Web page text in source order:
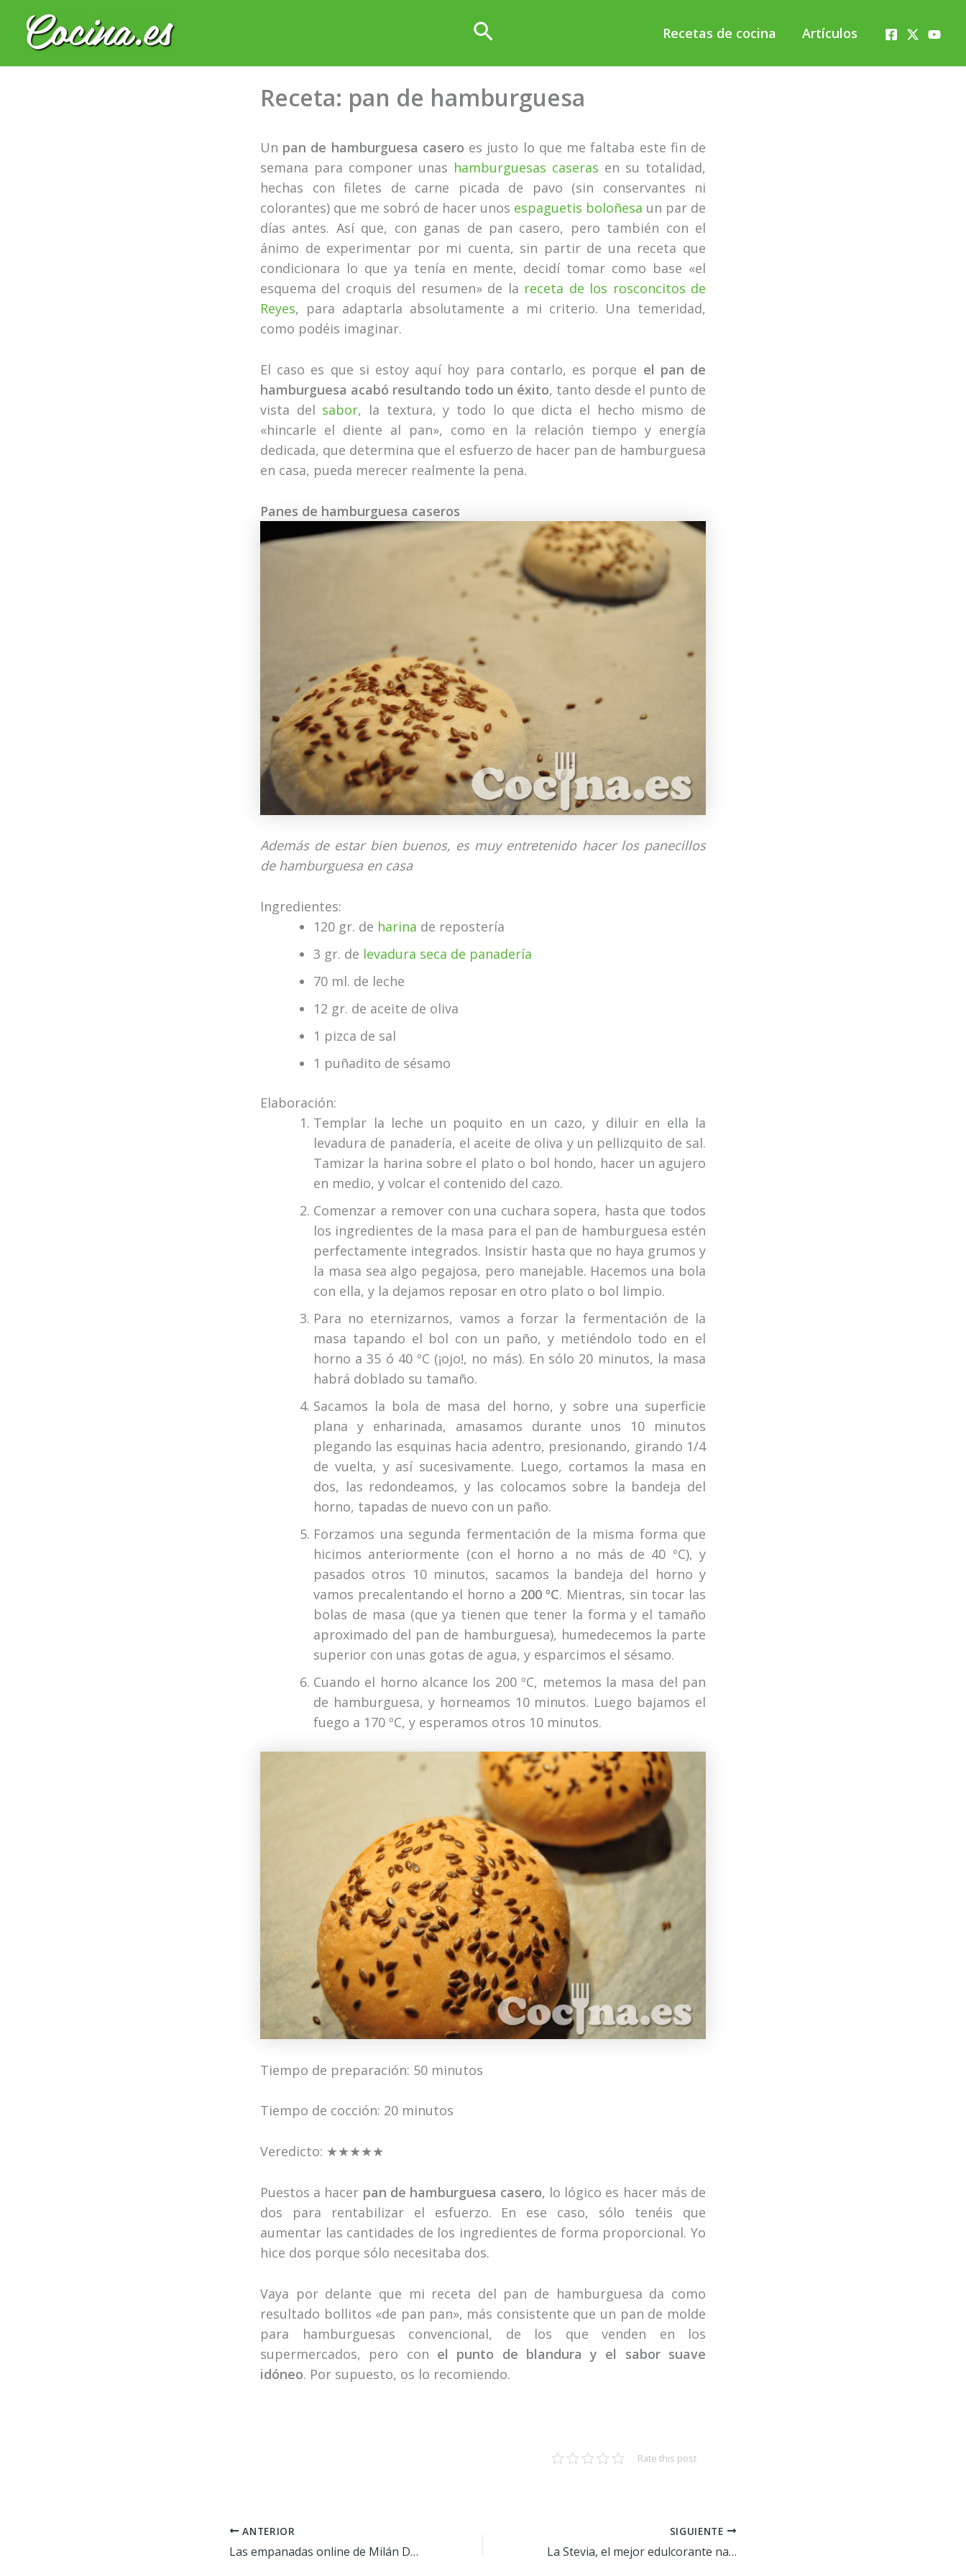
contenido
Buscar Recetas de cocina Artículos
Receta: pan de hamburguesa
Un pan de hamburguesa casero es justo lo que me faltaba este fin de
semana para componer unas hamburguesas caseras en su totalidad,
hechas con filetes de carne picada de pavo (sin conservantes ni
colorantes) que me sobró de hacer unos espaguetis boloñesa un par de
días antes. Así que, con ganas de pan casero, pero también con el
ánimo de experimentar por mi cuenta, sin partir de una receta que
condicionara lo que ya tenía en mente, decidí tomar como base «el
esquema del croquis del resumen» de la receta de los rosconcitos de
Reyes, para adaptarla absolutamente a mi criterio. Una temeridad,
como podéis imaginar.
El caso es que si estoy aquí hoy para contarlo, es porque el pan de
hamburguesa acabó resultando todo un éxito, tanto desde el punto de
vista del sabor, la textura, y todo lo que dicta el hecho mismo de
«hincarle el diente al pan», como en la relación tiempo y energía
dedicada, que determina que el esfuerzo de hacer pan de hamburguesa
en casa, pueda merecer realmente la pena.
Panes de hamburguesa caseros
Además de estar bien buenos, es muy entretenido hacer los panecillos
de hamburguesa en casa
Ingredientes:
120 gr. de harina de repostería
3 gr. de levadura seca de panadería
70 ml. de leche
12 gr. de aceite de oliva
1 pizca de sal
1 puñadito de sésamo
Elaboración:
Templar la leche un poquito en un cazo, y diluir en ella la
levadura de panadería, el aceite de oliva y un pellizquito de sal.
Tamizar la harina sobre el plato o bol hondo, hacer un agujero
en medio, y volcar el contenido del cazo.
Comenzar a remover con una cuchara sopera, hasta que todos
los ingredientes de la masa para el pan de hamburguesa estén
perfectamente integrados. Insistir hasta que no haya grumos y
la masa sea algo pegajosa, pero manejable. Hacemos una bola
con ella, y la dejamos reposar en otro plato o bol limpio.
Para no eternizarnos, vamos a forzar la fermentación de la
masa tapando el bol con un paño, y metiéndolo todo en el
horno a 35 ó 40 ºC (¡ojo!, no más). En sólo 20 minutos, la masa
habrá doblado su tamaño.
Sacamos la bola de masa del horno, y sobre una superficie
plana y enharinada, amasamos durante unos 10 minutos
plegando las esquinas hacia adentro, presionando, girando 1/4
de vuelta, y así sucesivamente. Luego, cortamos la masa en
dos, las redondeamos, y las colocamos sobre la bandeja del
horno, tapadas de nuevo con un paño.
Forzamos una segunda fermentación de la misma forma que
hicimos anteriormente (con el horno a no más de 40 ºC), y
pasados otros 10 minutos, sacamos la bandeja del horno y
vamos precalentando el horno a 200 ºC. Mientras, sin tocar las
bolas de masa (que ya tienen que tener la forma y el tamaño
aproximado del pan de hamburguesa), humedecemos la parte
superior con unas gotas de agua, y esparcimos el sésamo.
Cuando el horno alcance los 200 ºC, metemos la masa del pan
de hamburguesa, y horneamos 10 minutos. Luego bajamos el
fuego a 170 ºC, y esperamos otros 10 minutos.
Tiempo de preparación: 50 minutos
Tiempo de cocción: 20 minutos
Veredicto: ★★★★★
Puestos a hacer pan de hamburguesa casero, lo lógico es hacer más de
dos para rentabilizar el esfuerzo. En ese caso, sólo tenéis que
aumentar las cantidades de los ingredientes de forma proporcional. Yo
hice dos porque sólo necesitaba dos.
Vaya por delante que mi receta del pan de hamburguesa da como
resultado bollitos «de pan pan», más consistente que un pan de molde
para hamburguesas convencional, de los que venden en los
supermercados, pero con el punto de blandura y el sabor suave
idóneo. Por supuesto, os lo recomiendo.
Rate this post
ANTERIOR
Las empanadas online de Milán Dopico
SIGUIENTE
La Stevia, el mejor edulcorante natural